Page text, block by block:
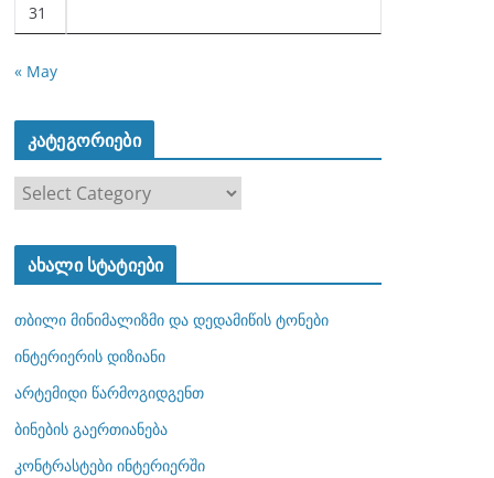
31
« May
კატეგორიები
ტ
ო
რ
ბ
ი
ახალი სტატიები
თბილი მინიმალიზმი და დედამიწის ტონები
ინტერიერის დიზიანი
არტემიდი წარმოგიდგენთ
ბინების გაერთიანება
კონტრასტები ინტერიერში